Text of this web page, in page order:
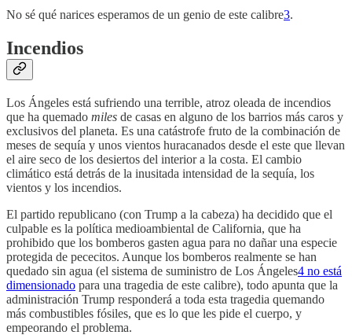
No sé qué narices esperamos de un genio de este calibre3.
Incendios
Los Ángeles está sufriendo una terrible, atroz oleada de incendios
que ha quemado miles de casas en alguno de los barrios más caros y
exclusivos del planeta. Es una catástrofe fruto de la combinación de
meses de sequía y unos vientos huracanados desde el este que llevan
el aire seco de los desiertos del interior a la costa. El cambio
climático está detrás de la inusitada intensidad de la sequía, los
vientos y los incendios.
El partido republicano (con Trump a la cabeza) ha decidido que el
culpable es la política medioambiental de California, que ha
prohibido que los bomberos gasten agua para no dañar una especie
protegida de pececitos. Aunque los bomberos realmente se han
quedado sin agua (el sistema de suministro de Los Ángeles4 no está
dimensionado para una tragedia de este calibre), todo apunta que la
administración Trump responderá a toda esta tragedia quemando
más combustibles fósiles, que es lo que les pide el cuerpo, y
empeorando el problema.